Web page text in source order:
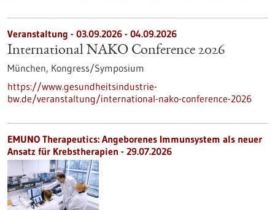
Veranstaltung - 03.09.2026 - 04.09.2026
International NAKO Conference 2026
München, Kongress/Symposium
https://www.gesundheitsindustrie-
bw.de/veranstaltung/international-nako-conference-2026
EMUNO Therapeutics: Angeborenes Immunsystem als neuer
Ansatz für Krebstherapien - 29.07.2026